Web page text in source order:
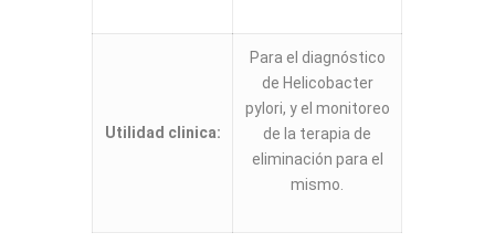
Utilidad clinica:
Para el diagnóstico
de Helicobacter
pylori, y el monitoreo
de la terapia de
eliminación para el
mismo.